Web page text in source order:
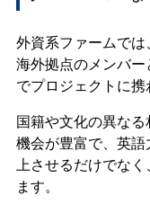
外資系ファームでは
海外拠点のメンバ
でプロジェクトに携
国籍や文化の異な
機会が豊富で、英
上させるだけでな
ます。